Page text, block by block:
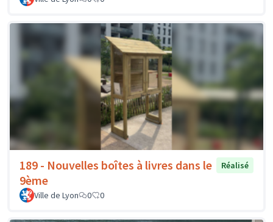
189 - Nouvelles boîtes à livres dans le
9ème
Réalisé
Ville de Lyon 0 0